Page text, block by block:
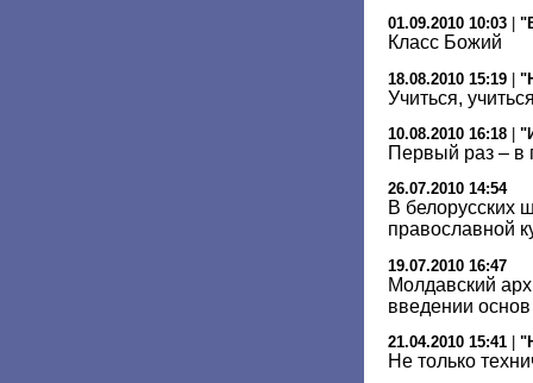
01.09.2010 10:03
Класс Божий
18.08.2010 15:19
Учиться,
10.08.2010 16:18
Первый раз – в
26.07.2010 14:54
В белорусских
православной
19.07.2010 16:47
Молдавский
введении
21.04.2010 15:41
Не только